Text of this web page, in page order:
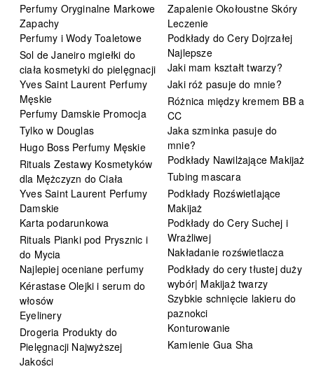
Perfumy Oryginalne Markowe
Zapachy
Perfumy i Wody Toaletowe
Sol de Janeiro mgiełki do
ciała kosmetyki do pielęgnacji
Yves Saint Laurent Perfumy
Męskie
Perfumy Damskie Promocja
Tylko w Douglas
Hugo Boss Perfumy Męskie
Rituals Zestawy Kosmetyków
dla Mężczyzn do Ciała
Yves Saint Laurent Perfumy
Damskie
Karta podarunkowa
Rituals Pianki pod Prysznic i
do Mycia
Najlepiej oceniane perfumy
Kérastase Olejki i serum do
włosów
Eyelinery
Drogeria Produkty do
Pielęgnacji Najwyższej
Jakości
Zapalenie Okołoustne Skóry
Leczenie
Podkłady do Cery Dojrzałej
Najlepsze
Jaki mam kształt twarzy?
Jaki róż pasuje do mnie?
Różnica między kremem BB a
CC
Jaka szminka pasuje do
mnie?
Podkłady Nawilżające Makijaż
Tubing mascara
Podkłady Rozświetlające
Makijaż
Podkłady do Cery Suchej i
Wrażliwej
Nakładanie rozświetlacza
Podkłady do cery tłustej duży
wybór| Makijaż twarzy
Szybkie schnięcie lakieru do
paznokci
Konturowanie
Kamienie Gua Sha